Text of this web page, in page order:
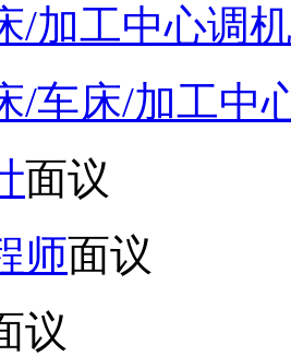
/加工中心调
/车床/加工中
面议
师面议
议